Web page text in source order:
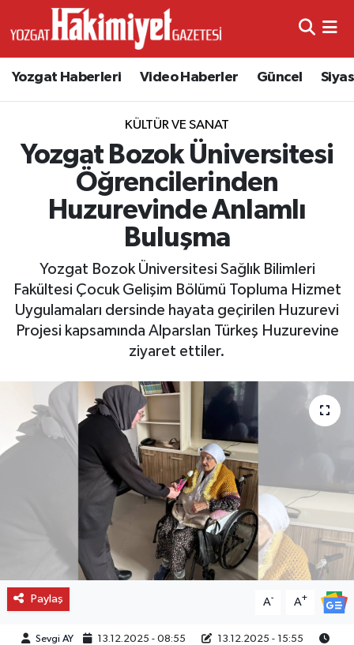
Yozgat Haberleri Video Haberler Güncel
KÜLTÜR VE SANAT
Yozgat Bozok Üniversitesi
Öğrencilerinden
Huzurevinde Anlamlı
Buluşma
Yozgat Bozok Üniversitesi Sağlık Bilimleri
Fakültesi Çocuk Gelişim Bölümü Topluma Hizmet
Uygulamaları dersinde hayata geçirilen Huzurevi
Projesi kapsamında Alparslan Türkeş Huzurevine
ziyaret ettiler.
Paylaş A- A+
Sevgi AY 13.12.2025 - 08:55
13.12.2025 - 15:55